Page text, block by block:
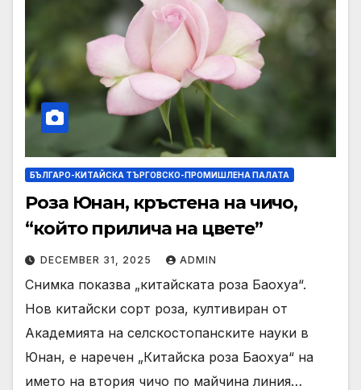
БЪЛГАРО-КИТАЙСКА ТЪРГОВСКО-ПРОМИШЛЕНА ПАЛАТА
Роза Юнан, кръстена на чичо,
“който прилича на цвете”
DECEMBER 31, 2025 ADMIN
Снимка показва „китайската роза Баохуа“.
Нов китайски сорт роза, култивиран от
Академията на селскостопанските науки в
Юнан, е наречен „Китайска роза Баохуа“ на
името на втория чичо по майчина линия…